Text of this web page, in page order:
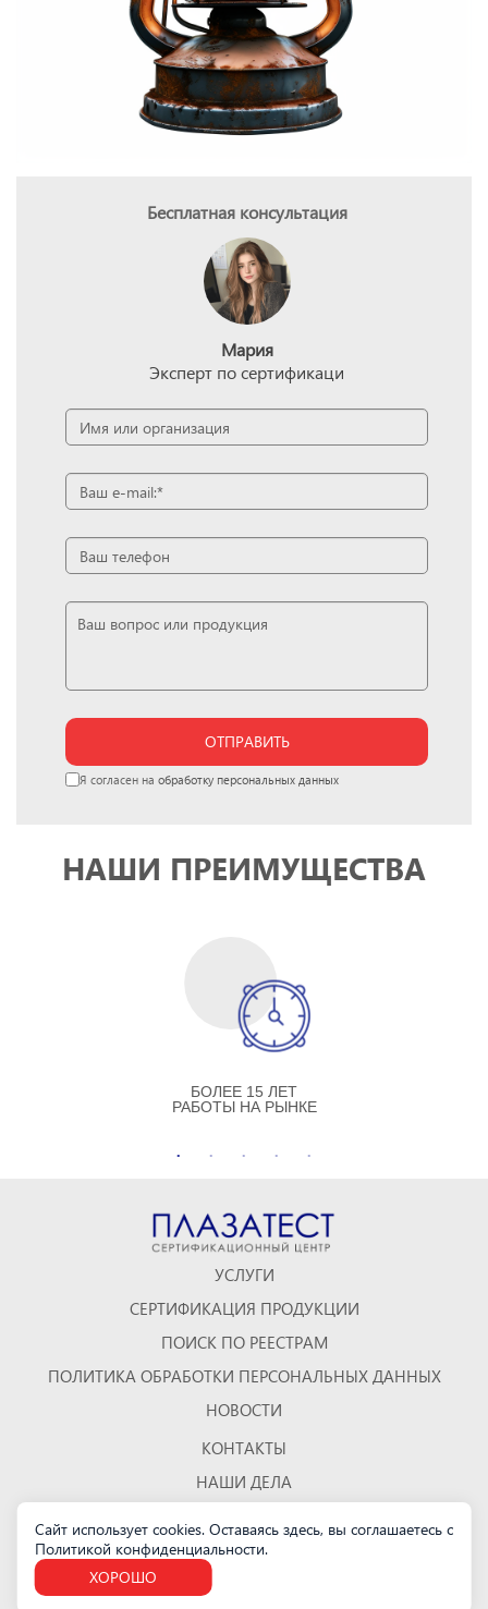
Бесплатная консультация
Мария
Эксперт по сертификаци
ОТПРАВИТЬ
Я согласен на обработку персональных данных
НАШИ ПРЕИМУЩЕСТВА
БОЛЕЕ 15 ЛЕТ
РАБОТЫ НА РЫНКЕ
УСЛУГИ
СЕРТИФИКАЦИЯ ПРОДУКЦИИ
ПОИСК ПО РЕЕСТРАМ
ПОЛИТИКА ОБРАБОТКИ ПЕРСОНАЛЬНЫХ ДАННЫХ
НОВОСТИ
КОНТАКТЫ
НАШИ ДЕЛА
КАРТА САЙТА
Санкт-Петербург
Сайт использует cookies. Оставаясь здесь, вы соглашаетесь с
Политикой конфиденциальности.
ХОРОШО